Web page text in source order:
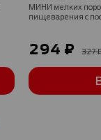
МИНИ мелких пород для чувствительного
пищеварения с
294 ₽ 327